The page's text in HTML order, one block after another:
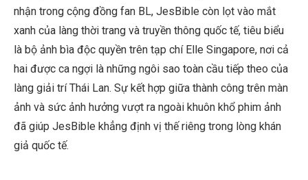
nhận trong cộng đồng fan BL, JesBible còn lọt vào mắt
xanh của làng thời trang và truyền thông quốc tế, tiêu biểu
là bộ ảnh bìa độc quyền trên tạp chí Elle Singapore, nơi cả
hai được ca ngợi là những ngôi sao toàn cầu tiếp theo của
làng giải trí Thái Lan. Sự kết hợp giữa thành công trên màn
ảnh và sức ảnh hưởng vượt ra ngoài khuôn khổ phim ảnh
đã giúp JesBible khẳng định vị thế riêng trong lòng khán
giả quốc tế.